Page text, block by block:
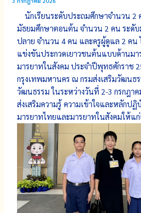
นักเรียนระดับประถมศึกษาจำนวน 2
มัธยมศึกษาตอนต้น จำนวน 2 คน ระดั
ปลาย จำนวน 4 คน และครูผู้ดูแล 2 คน
แข่งขันประกวดเยาวชนต้นแบบด้านมา
มารยาทในสังคม ประจำปีพุทธศักราช
กรุงเทพมหานคร ณ กรมส่งเสริมวัฒนธร
วัฒนธรรม ในระหว่างวันที่ 2-3 กรกฎา
ส่งเสริมความรู้ ความเข้าใจและหลักปฏิ
มารยาทไทยและมารยาทในสังคมให้แก่